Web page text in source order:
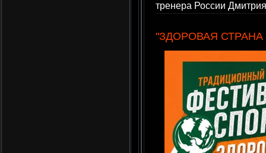
тренера России
"ЗДОРОВАЯ СТРАНА